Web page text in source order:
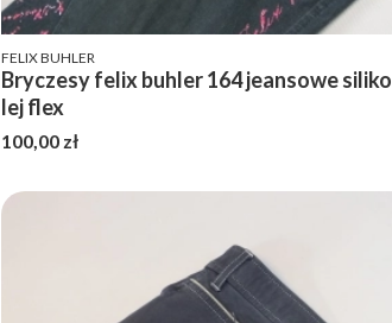
PRODUCENT
FELIX BUHLER
Bryczesy felix buhler 164 jeansowe
lej flex
Cena
100,00 zł